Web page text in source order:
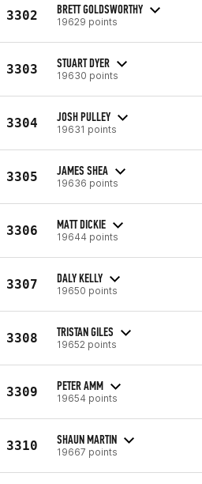
3302 BRETT GOLDSWORTHY
19629 points
3303 STUART DYER
19630 points
3304 JOSH PULLEY
19631 points
3305 JAMES SHEA
19636 points
3306 MATT DICKIE
19644 points
3307 DALY KELLY
19650 points
3308 TRISTAN GILES
19652 points
3309 PETER AMM
19654 points
3310 SHAUN MARTIN
19667 points